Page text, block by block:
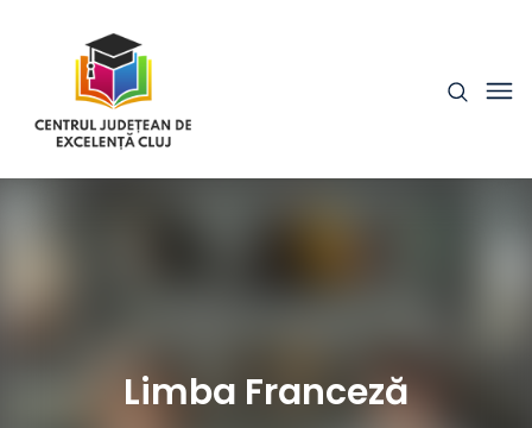
Limba Franceză